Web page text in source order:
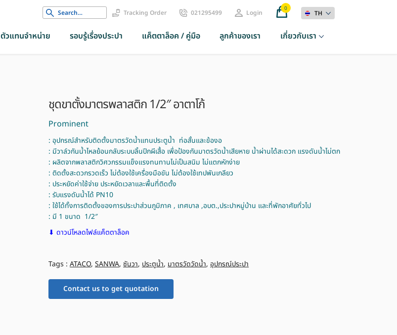
Search
for:
Tracking Order 021295499 Login 0
TH
ตัวแทนจำหน่าย รอบรู้เรื่องประปา แค็ตตาล็อค / คู่มือ ลูกค้าของเรา เกี่ยวกับเรา
ชุดขาตั้งมาตรพลาสติก 1/2″ อาตาโก้
Prominent
: อุปกรณ์สำหรับติดตั้งมาตรวัดน้ำแทนประตูน้ำ ท่อสั้นและข้องอ
: มีวาล์วกันน้ำไหลย้อนกลับระบบลิ้นปีกผีเสื้อ เพื่อป้องกันมาตรวัดน้ำเสียหาย น้ำผ่านได้สะดวก แรงดันน้ำไม่ตก
: ผลิตจากพลาสติกวิศวกรรมแข็งแรงทนทานไม่เป็นสนิม ไม่แตกหักง่าย
: ติดตั้งสะดวกรวดเร็ว ไม่ต้องใช้เครื่องมือขัน ไม่ต้องใช้เทปพันเกลียว
: ประหยัดค่าใช้จ่าย ประหยัดเวลาและพื้นที่ติดตั้ง
: รับแรงดันน้ำได้ PN10
: ใช้ได้ทั้งการติดตั้งของการประปาส่วนภูมิภาค , เทศบาล ,อบต.,ประปาหมู่บ้าน และที่พักอาศัยทั่วไป
: มี 1 ขนาด 1/2″
⬇ ดาวน์โหลดไฟล์แค็ตตาล็อค
Tags :ATACO,SANWA,ซันวา, ประตูน้ำ, มาตรวัดวัดน้ำ,อุปกรณ์ประปา
Contact us to get quotation